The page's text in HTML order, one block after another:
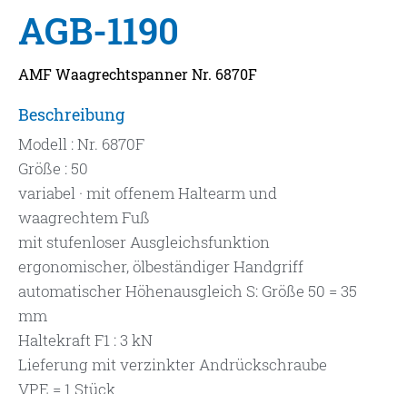
AGB-1190
AMF Waagrechtspanner Nr. 6870F
Beschreibung
Modell : Nr. 6870F
Größe : 50
variabel · mit offenem Haltearm und
waagrechtem Fuß
mit stufenloser Ausgleichsfunktion
ergonomischer, ölbeständiger Handgriff
automatischer Höhenausgleich S: Größe 50 = 35
mm
Haltekraft F1 : 3 kN
Lieferung mit verzinkter Andrückschraube
VPE = 1 Stück